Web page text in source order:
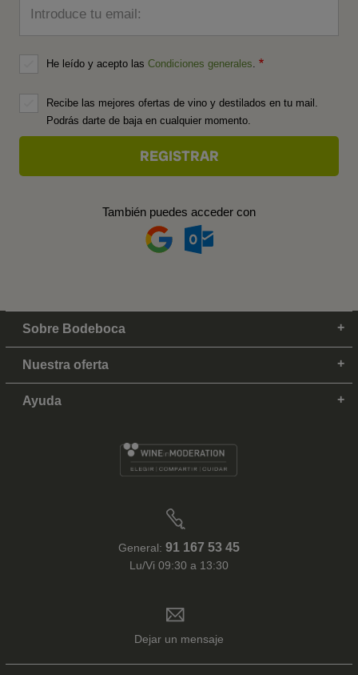
Introduce tu email:
He leído y acepto las Condiciones generales.
Recibe las mejores ofertas de vino y destilados en tu mail.
Podrás darte de baja en cualquier momento.
También puedes acceder con
Sobre Bodeboca
Nuestra oferta
Ayuda
General: 91 167 53 45
Lu/Vi 09:30 a 13:30
Dejar un mensaje